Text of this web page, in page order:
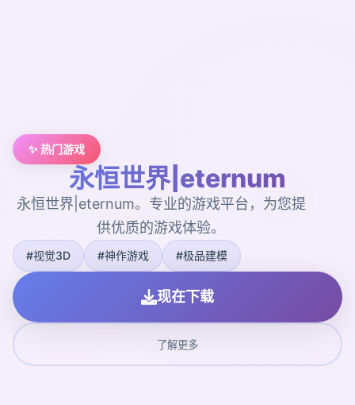
✨ 热门游戏
永恒世界|eternum
永恒世界|eternum。专业的游戏平台，为您提
供优质的游戏体验。
#视觉3D #神作游戏 #极品建模
现在下载
了解更多